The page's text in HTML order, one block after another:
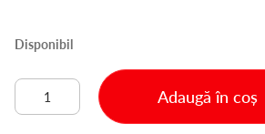
Disponibil
Cantitate
DISC
Adaugă în coș